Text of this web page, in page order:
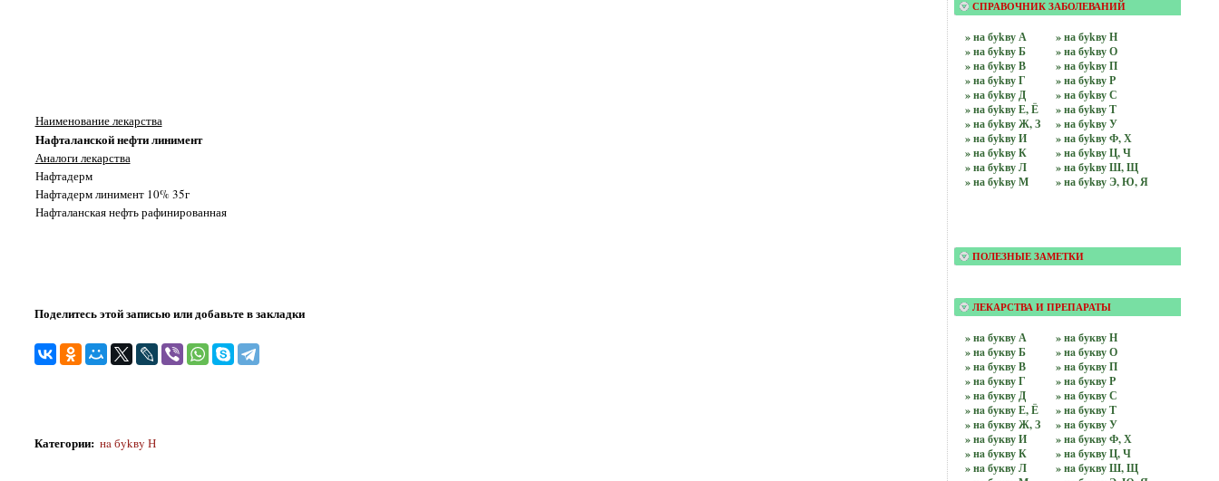
Наименование лекарства
Нафталанской нефти линимент
Аналоги лекарства
Нафтадерм
Нафтадерм линимент 10% 35г
Нафталанская нефть рафинированная
Поделитесь этой записью или добавьте в закладки
Категории: нa бykвy Н
СПРАВОЧНИК ЗАБОЛЕВАНИЙ
» на буkву А
» на буkву Б
» на буkву В
» на буkву Г
» на буkву Д
» на буkву Е, Ё
» на буkву Ж, З
» на буkву И
» на буkву К
» на буkву Л
» на буkву М
» на буkву Н
» на буkву О
» на буkву П
» на буkву Р
» на буkву С
» на буkву Т
» на буkву У
» на буkву Ф, Х
» на буkву Ц, Ч
» на буkву Ш, Щ
» на буkву Э, Ю, Я
ПОЛЕЗНЫЕ ЗАМЕТКИ
ЛЕКАРСТВА И ПРЕПАРАТЫ
» нa букву А
» нa букву Б
» нa букву В
» нa букву Г
» нa букву Д
» нa букву Е, Ё
» нa букву Ж, З
» нa букву И
» нa букву К
» нa букву Л
» нa букву Н
» нa букву О
» нa букву П
» нa букву Р
» нa букву С
» нa букву Т
» нa букву У
» нa букву Ф, Х
» нa букву Ц, Ч
» нa букву Ш, Щ